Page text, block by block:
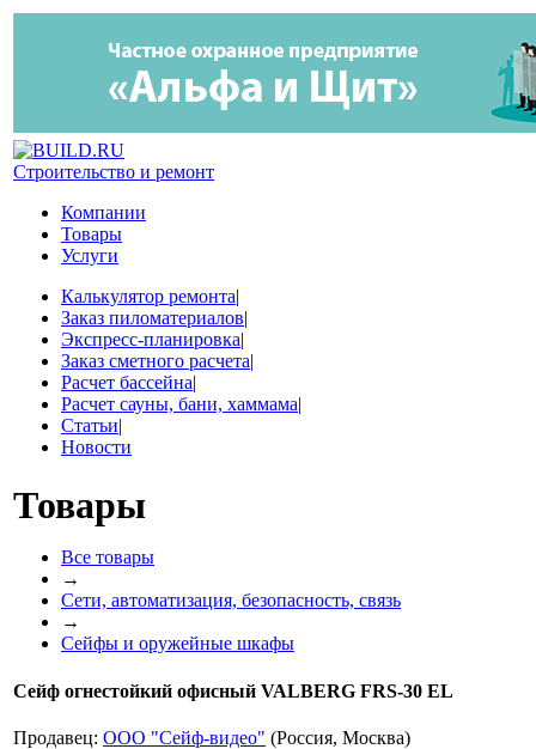
Строительство и ремонт
Компании
Товары
Услуги
Калькулятор ремонта|
Заказ пиломатериалов|
Экспресс-планировка|
Заказ сметного расчета|
Расчет бассейна|
Расчет сауны, бани, хаммама|
Статьи|
Новости
Товары
Все товары
→
Сети, автоматизация, безопасность, связь
→
Сейфы и оружейные шкафы
Сейф огнестойкий офисный VALBERG FRS-30 EL
Продавец: ООО "Сейф-видео" (Россия, Москва)